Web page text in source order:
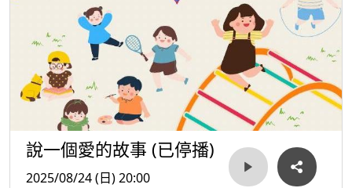
說一個愛的故事 (已停播)
2025/08/24 (日) 20:00